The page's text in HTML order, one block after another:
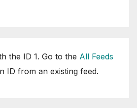
the ID 1. Go to the All Feeds
ID from an existing feed.